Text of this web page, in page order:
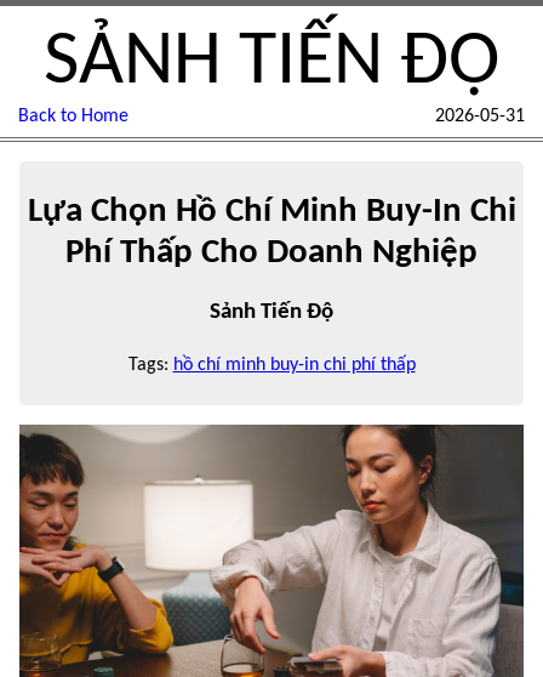
SẢNH TIẾN ĐỘ
Back to Home 2026-05-31
Lựa Chọn Hồ Chí Minh Buy-In Chi
Phí Thấp Cho Doanh Nghiệp
Sảnh Tiến Độ
Tags: hồ chí minh buy-in chi phí thấp